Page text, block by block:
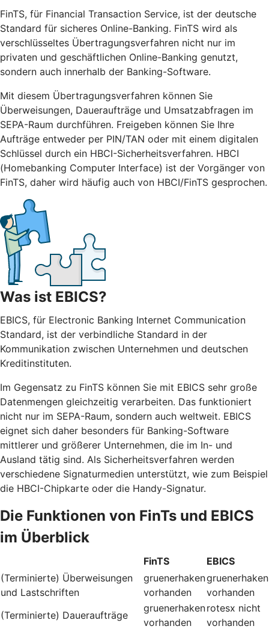
FinTS, für Financial Transaction Service, ist der deutsche
Standard für sicheres Online-Banking. FinTS wird als
verschlüsseltes Übertragungsverfahren nicht nur im
privaten und geschäftlichen Online-Banking genutzt,
sondern auch innerhalb der Banking-Software.
Mit diesem Übertragungsverfahren können Sie
Überweisungen, Daueraufträge und Umsatzabfragen im
SEPA-Raum durchführen. Freigeben können Sie Ihre
Aufträge entweder per PIN/TAN oder mit einem digitalen
Schlüssel durch ein HBCI-Sicherheitsverfahren. HBCI
(Homebanking Computer Interface) ist der Vorgänger von
FinTS, daher wird häufig auch von HBCI/FinTS gesprochen.
Was ist EBICS?
EBICS, für Electronic Banking Internet Communication
Standard, ist der verbindliche Standard in der
Kommunikation zwischen Unternehmen und deutschen
Kreditinstituten.
Im Gegensatz zu FinTS können Sie mit EBICS sehr große
Datenmengen gleichzeitig verarbeiten. Das funktioniert
nicht nur im SEPA-Raum, sondern auch weltweit. EBICS
eignet sich daher besonders für Banking-Software
mittlerer und größerer Unternehmen, die im In- und
Ausland tätig sind. Als Sicherheitsverfahren werden
verschiedene Signaturmedien unterstützt, wie zum Beispiel
die HBCI-Chipkarte oder die Handy-Signatur.
Die Funktionen von FinTs und EBICS
im Überblick
FinTS
EBICS
(Terminierte) Überweisungen
und Lastschriften
gruenerhaken
vorhanden
gruenerhaken
vorhanden
(Terminierte) Daueraufträge
gruenerhaken
vorhanden
rotesx nicht
vorhanden